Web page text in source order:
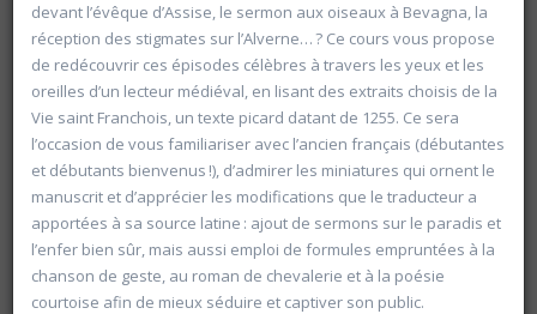
devant l’évêque d’Assise, le sermon aux oiseaux à Bevagna, la
réception des stigmates sur l’Alverne… ? Ce cours vous propose
de redécouvrir ces épisodes célèbres à travers les yeux et les
oreilles d’un lecteur médiéval, en lisant des extraits choisis de la
Vie saint Franchois, un texte picard datant de 1255. Ce sera
l’occasion de vous familiariser avec l’ancien français (débutantes
et débutants bienvenus !), d’admirer les miniatures qui ornent le
manuscrit et d’apprécier les modifications que le traducteur a
apportées à sa source latine : ajout de sermons sur le paradis et
l’enfer bien sûr, mais aussi emploi de formules empruntées à la
chanson de geste, au roman de chevalerie et à la poésie
courtoise afin de mieux séduire et captiver son public.